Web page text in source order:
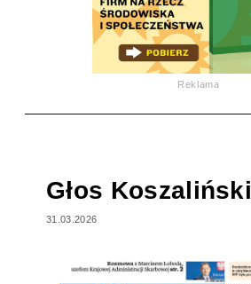
Reklama
Głos Koszaliński
31.03.2026